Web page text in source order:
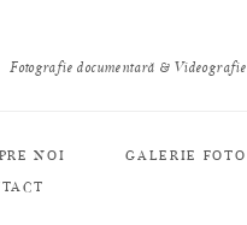
Fotografie documentară & Videografie
NOI GALERIE FOTO